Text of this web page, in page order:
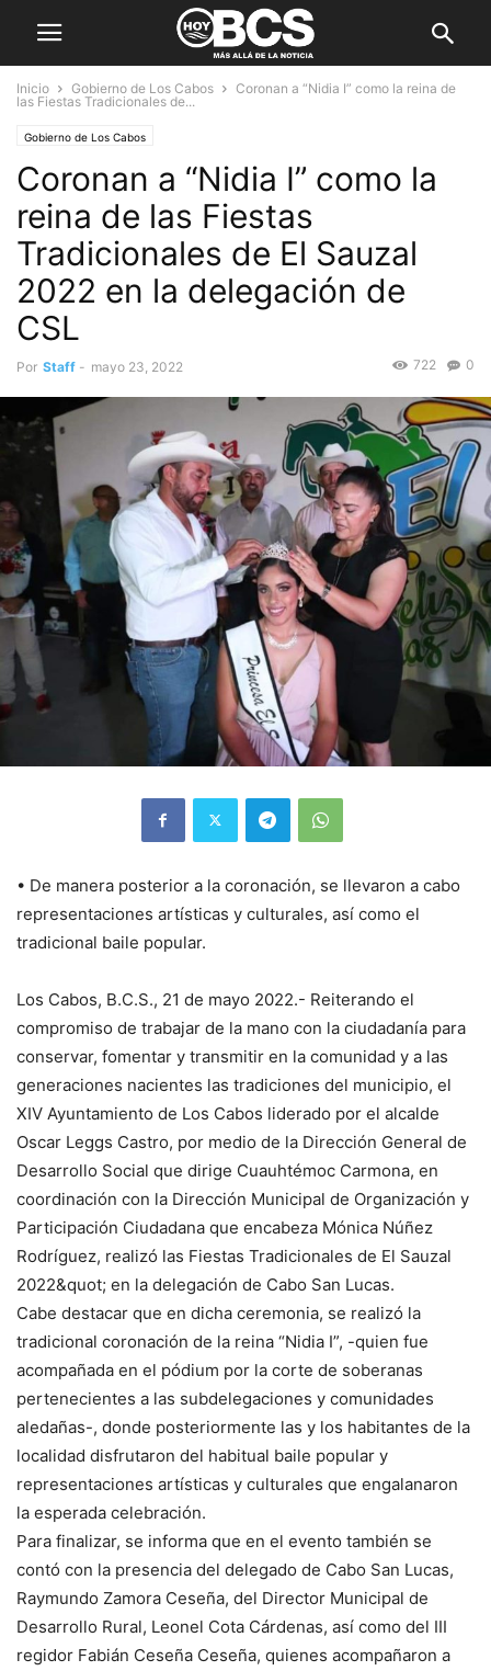
Inicio Gobierno de Los Cabos
Coronan a “Nidia I” como la reina de
las Fiestas Tradicionales de...
Gobierno de Los Cabos
Coronan a “Nidia I” como la
reina de las Fiestas
Tradicionales de El Sauzal
2022 en la delegación de
CSL
Por Staff - mayo 23, 2022 0
722
• De manera posterior a la coronación, se llevaron a cabo
representaciones artísticas y culturales, así como el
tradicional baile popular.
Los Cabos, B.C.S., 21 de mayo 2022.- Reiterando el
compromiso de trabajar de la mano con la ciudadanía para
conservar, fomentar y transmitir en la comunidad y a las
generaciones nacientes las tradiciones del municipio, el
XIV Ayuntamiento de Los Cabos liderado por el alcalde
Oscar Leggs Castro, por medio de la Dirección General de
Desarrollo Social que dirige Cuauhtémoc Carmona, en
coordinación con la Dirección Municipal de Organización y
Participación Ciudadana que encabeza Mónica Núñez
Rodríguez, realizó las Fiestas Tradicionales de El Sauzal
2022&quot; en la delegación de Cabo San Lucas.
Cabe destacar que en dicha ceremonia, se realizó la
tradicional coronación de la reina “Nidia I”, -quien fue
acompañada en el pódium por la corte de soberanas
pertenecientes a las subdelegaciones y comunidades
aledañas-, donde posteriormente las y los habitantes de la
localidad disfrutaron del habitual baile popular y
representaciones artísticas y culturales que engalanaron
la esperada celebración.
Para finalizar, se informa que en el evento también se
contó con la presencia del delegado de Cabo San Lucas,
Raymundo Zamora Ceseña, del Director Municipal de
Desarrollo Rural, Leonel Cota Cárdenas, así como del III
regidor Fabián Ceseña Ceseña, quienes acompañaron a